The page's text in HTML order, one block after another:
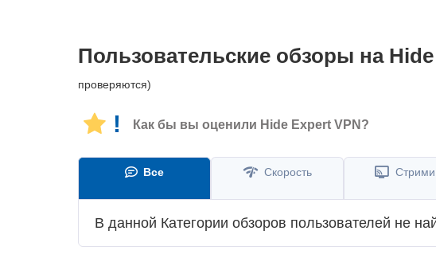
Пользовательские обзоры на
проверяются)
! Как бы вы оценили Hide Expert VPN?
Все Скорость
В данной Категории обзоров пользователей не